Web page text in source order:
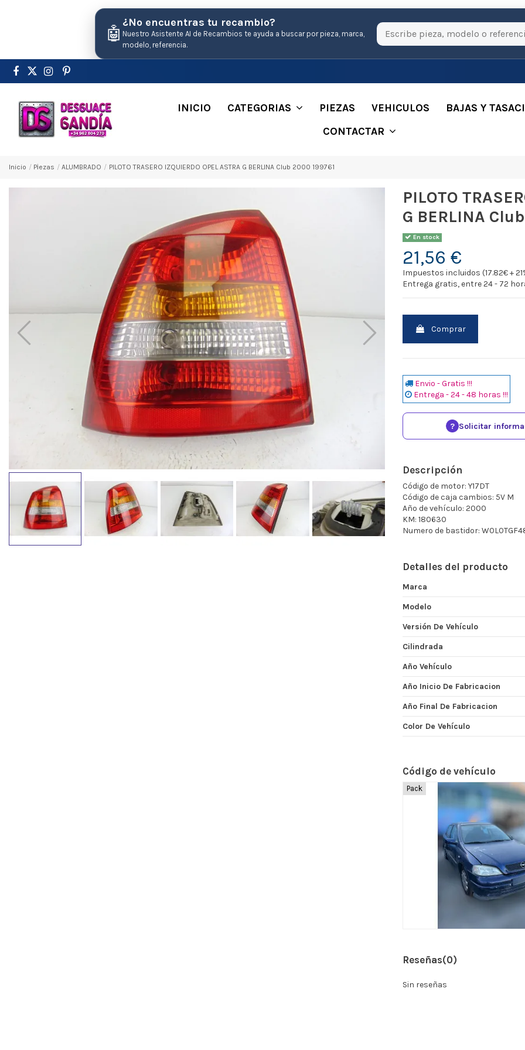
🤖
¿No encuentras tu recambio?
Nuestro Asistente AI de Recambios te ayuda a buscar por pieza, marca,
modelo, referencia.
INICIO CATEGORIAS PIEZAS VEHICULOS
BAJAS Y
CONTACTAR
Inicio Pіezas ALUMBRADO PILOTO TRASERO IZQUIERDO OPEL ASTRA G BERLINA Club 2000 199761
PILOTO
G BERLINA
En stock
21,56 €
Impuestos incluidos (17.82€ +
Entrega gratis, entre 24 - 72
Comprar
Envio - Gratis !!!
Entrega - 24 - 48 horas !!!
? Solicitar
Descripción
Código de motor: Y17DT
Código de caja cambios: 5V M
Año de vehículo: 2000
KM: 180630
Numero de bastidor:
Detalles del producto
Marca
Modelo
Versión De Vehículo
Cilindrada
Año Vehículo
Año Inicio De Fabricacion
Año Final De Fabricacion
Color De Vehículo
Código de vehículo
Pack
Reseñas(0)
Sin reseñas